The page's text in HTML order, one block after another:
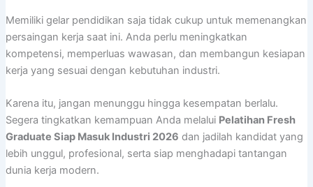
Memiliki gelar pendidikan saja tidak cukup untuk memenangkan
persaingan kerja saat ini. Anda perlu meningkatkan
kompetensi, memperluas wawasan, dan membangun kesiapan
kerja yang sesuai dengan kebutuhan industri.
Karena itu, jangan menunggu hingga kesempatan berlalu.
Segera tingkatkan kemampuan Anda melalui Pelatihan Fresh
Graduate Siap Masuk Industri 2026 dan jadilah kandidat yang
lebih unggul, profesional, serta siap menghadapi tantangan
dunia kerja modern.